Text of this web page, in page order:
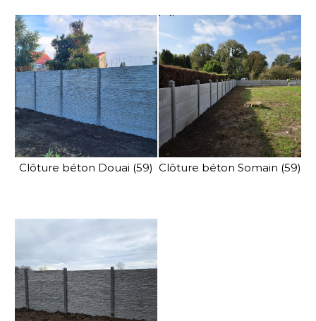
Clôture béton Douai (59) Clôture béton Somain (59)